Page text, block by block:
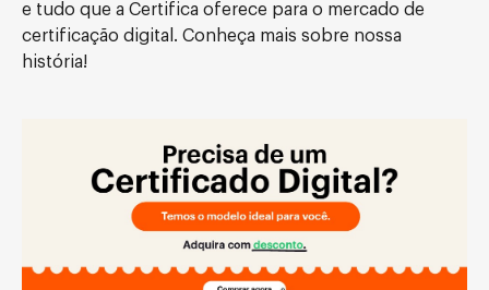
e tudo que a Certifica oferece para o mercado de
certificação digital. Conheça mais sobre nossa
história!